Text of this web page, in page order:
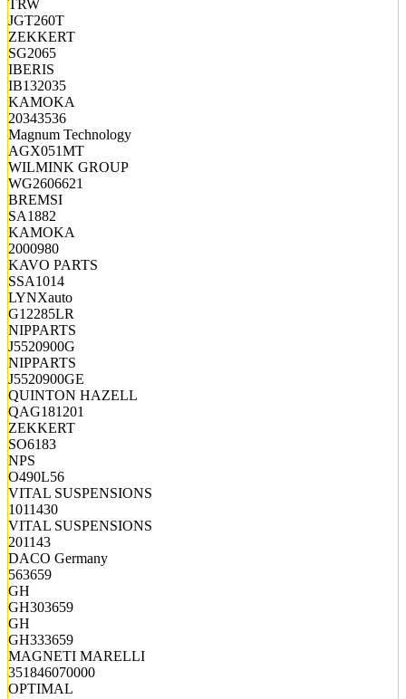
TRW
JGT260T
ZEKKERT
SG2065
IBERIS
IB132035
KAMOKA
20343536
Magnum Technology
AGX051MT
WILMINK GROUP
WG2606621
BREMSI
SA1882
KAMOKA
2000980
KAVO PARTS
SSA1014
LYNXauto
G12285LR
NIPPARTS
J5520900G
NIPPARTS
J5520900GE
QUINTON HAZELL
QAG181201
ZEKKERT
SO6183
NPS
O490L56
VITAL SUSPENSIONS
1011430
VITAL SUSPENSIONS
201143
DACO Germany
563659
GH
GH303659
GH
GH333659
MAGNETI MARELLI
351846070000
OPTIMAL